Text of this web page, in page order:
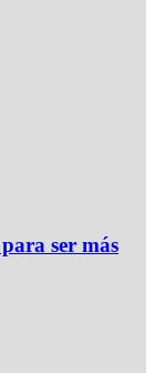
ser más